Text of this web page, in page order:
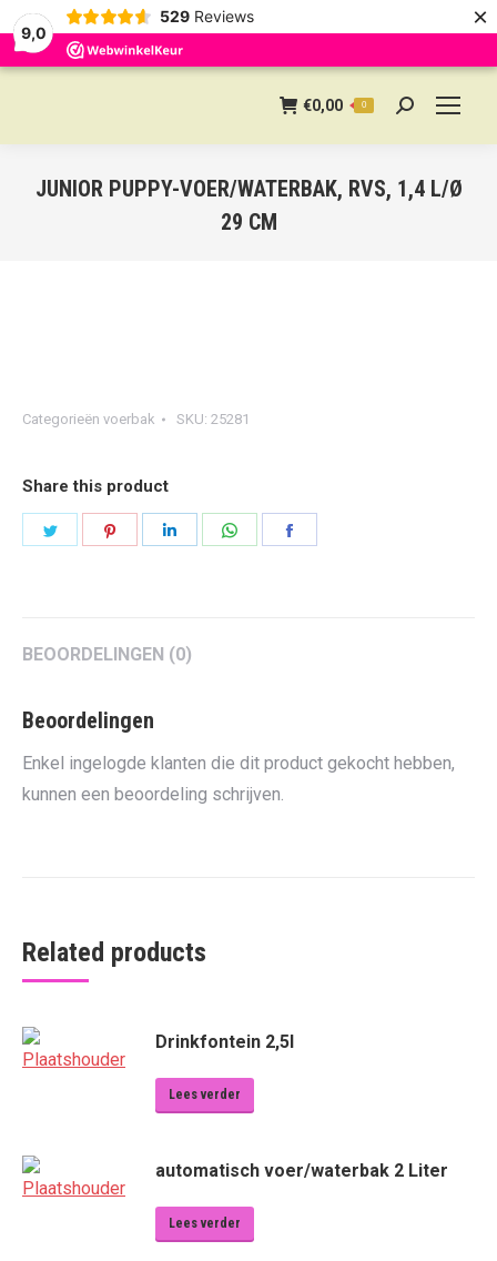
9,0
529 Reviews ×
€0,00 0 Search:
JUNIOR PUPPY-VOER/WATERBAK, RVS, 1,4 L/Ø
29 CM
Categorieën voerbak SKU: 25281
Share this product
BEOORDELINGEN (0)
Beoordelingen
Enkel ingelogde klanten die dit product gekocht hebben,
kunnen een beoordeling schrijven.
Related products
Drinkfontein 2,5l
Lees verder
automatisch voer/waterbak 2 Liter
Lees verder